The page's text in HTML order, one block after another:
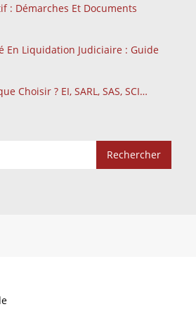
: Démarches Et Documents
En Liquidation Judiciaire : Guide
Choisir ? EI, SARL, SAS, SCI…